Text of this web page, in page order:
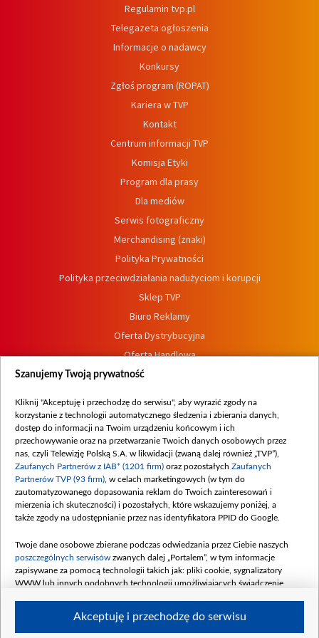
Regulamin tvp.pl
Telegazeta ogłoszenia
Informacje o nadawcy
Konkursy
Zgłoś program (ROPAT)
Kariera w TVP
Kontakt
Centrum informacji TVP
Komisja Etyki
Program dla prasy
Dla mediów
Serwis fotograficzny
Merchandising (znaki)
Polityka Prywatności
Polityka przeciwdziałania nadużyciom i korupcji
Sklep TVP
Biuro Reklamy
Oferta Dystrybucyjna
Oferta Handlowa
Dostępność
Procedura zgłoszeń wewnętrznych
Szanujemy Twoją prywatność
Kliknij "Akceptuję i przechodzę do serwisu", aby wyrazić zgody na
korzystanie z technologii automatycznego śledzenia i zbierania danych,
dostęp do informacji na Twoim urządzeniu końcowym i ich
przechowywanie oraz na przetwarzanie Twoich danych osobowych przez
nas, czyli Telewizję Polską S.A. w likwidacji (zwaną dalej również „TVP”),
Zaufanych Partnerów z IAB* (1201 firm) oraz pozostałych Zaufanych
Partnerów TVP (93 firm) , w celach marketingowych (w tym do
zautomatyzowanego dopasowania reklam do Twoich zainteresowań i
mierzenia ich skuteczności) i pozostałych, które wskazujemy poniżej, a
także zgody na udostępnianie przez nas identyfikatora PPID do Google.
Twoje dane osobowe zbierane podczas odwiedzania przez Ciebie naszych
poszczególnych serwisów zwanych dalej „Portalem”, w tym informacje
zapisywane za pomocą technologii takich jak: pliki cookie, sygnalizatory
WWW lub innych podobnych technologii umożliwiających świadczenie
Akceptuję i przechodzę do serwisu